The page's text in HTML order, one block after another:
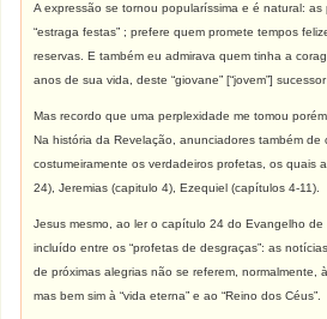
A expressão se tornou popularíssima e é natural:
“estraga festas” ; prefere quem promete tempos
reservas. E também eu admirava quem tinha a
anos de sua vida, deste “giovane” [“jovem”]
Mas recordo que uma perplexidade me tomou
Na história da Revelação, anunciadores também de
costumeiramente os verdadeiros profetas, os quais
24), Jeremias (capitulo 4), Ezequiel (capítulos 4-11).
Jesus mesmo, ao ler o capítulo 24 do Evangelho
incluído entre os “profetas de desgraças”: as
de próximas alegrias não se referem, normalmente,
mas bem sim à “vida eterna” e ao “Reino dos Céus”.